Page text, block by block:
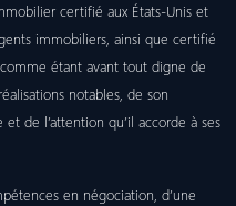
certifié aux États-Unis et
immobiliers, ainsi que certifié
étant avant tout digne de
notables, de son
de l’attention qu’il accorde à ses
en négociation, d’une